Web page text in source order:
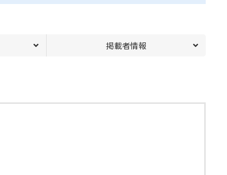
掲載者情報